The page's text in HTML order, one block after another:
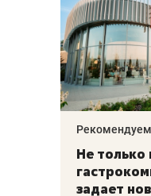
Рекомендуем
Не только
задает